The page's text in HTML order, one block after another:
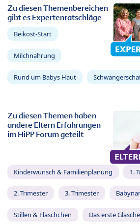
Zu diesen Themenbereichen
gibt es Expertenratschläge
Beikost-Start
Milchnahrung
Rund um Babys Haut
Zu diesen Themen haben
andere Eltern Erfahrungen
im HiPP Forum geteilt
Kinderwunsch & Familienplanung 1.
2. Trimester 3. Trimester
Stillen & Fläschchen Das erste